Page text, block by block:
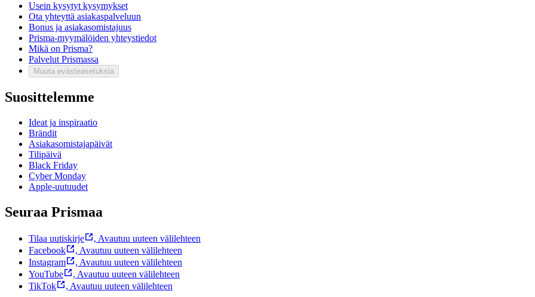
Usein kysytyt kysymykset
Ota yhteyttä asiakaspalveluun
Bonus ja asiakasomistajuus
Prisma-myymälöiden yhteystiedot
Mikä on Prisma?
Palvelut Prismassa
Muuta evästeasetuksia
Suosittelemme
Ideat ja inspiraatio
Brändit
Asiakasomistajapäivät
Tilipäivä
Black Friday
Cyber Monday
Apple-uutuudet
Seuraa Prismaa
Tilaa uutiskirje , Avautuu uuteen välilehteen
Facebook
, Avautuu uuteen välilehteen
Instagram
, Avautuu uuteen välilehteen
YouTube
, Avautuu uuteen välilehteen
TikTok
, Avautuu uuteen välilehteen